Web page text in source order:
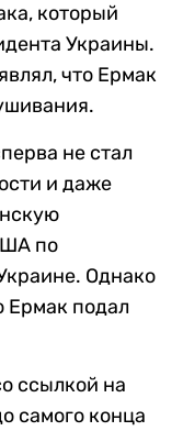
который
Украины.
что Ермак
не стал
и даже
по
Однако
Ермак подал
ссылкой на
самого конца